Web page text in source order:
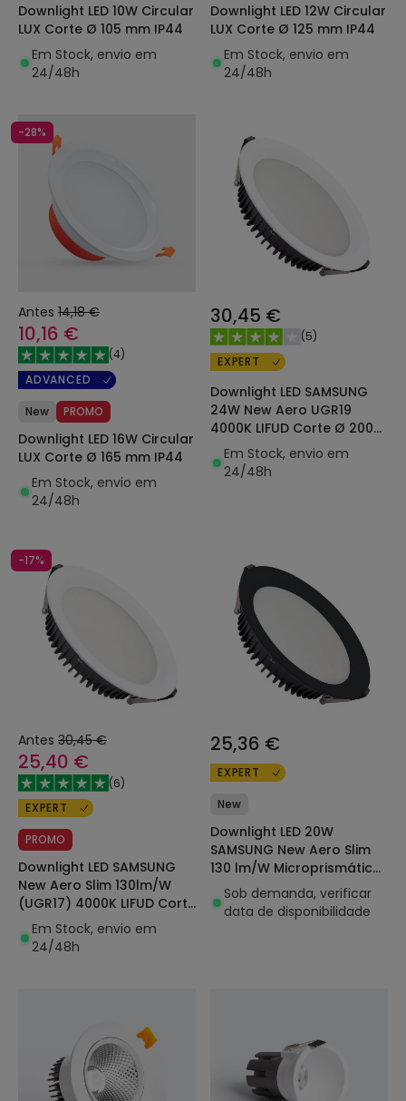
Downlight LED 10W Circular
LUX Corte Ø 105 mm IP44
Em Stock, envio em
24/48h
Downlight LED 12W Circular
LUX Corte Ø 125 mm IP44
Em Stock, envio em
24/48h
-28%
Antes 14,18 €
10,16 €
(4)
ADVANCED
New PROMO
Downlight LED 16W Circular
LUX Corte Ø 165 mm IP44
Em Stock, envio em
24/48h
30,45 €
(5)
EXPERT
Downlight LED SAMSUNG
24W New Aero UGR19
4000K LIFUD Corte Ø 200
mm
Em Stock, envio em
24/48h
-17%
Antes 30,45 €
25,40 €
(6)
EXPERT
PROMO
Downlight LED SAMSUNG
New Aero Slim 130lm/W
(UGR17) 4000K LIFUD Corte
Ø 200 mm
Em Stock, envio em
24/48h
25,36 €
EXPERT
New
Downlight LED 20W
SAMSUNG New Aero Slim
130 lm/W Microprismático
(UGR17) LIFUD Preto Corte
Ø 155 mm
Sob demanda, verificar
data de disponibilidade